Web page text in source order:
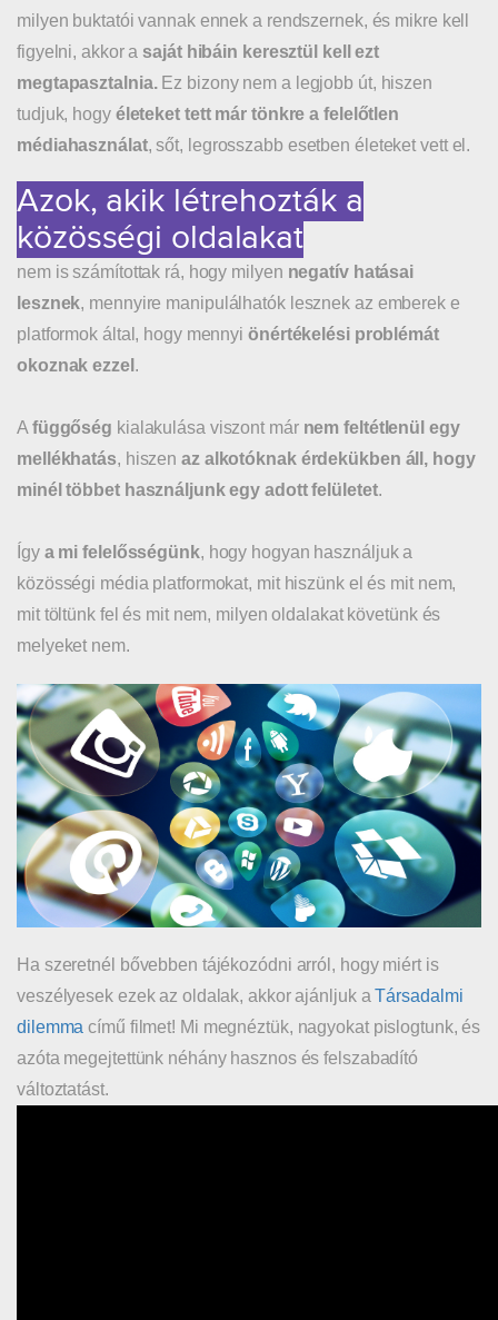
milyen buktatói vannak ennek a rendszernek, és mikre kell
figyelni, akkor a saját hibáin keresztül kell ezt
megtapasztalnia.Ez bizony nem a legjobb út, hiszen
tudjuk, hogy életeket tett már tönkre a felelőtlen
médiahasználat, sőt, legrosszabb esetben életeket vett el.
Azok, akik létrehozták a
közösségi oldalakat
nem is számítottak rá, hogy milyen negatív hatásai
lesznek, mennyire manipulálhatók lesznek az emberek e
platformok által, hogy mennyi önértékelési problémát
okoznak ezzel .
A függőség kialakulása viszont már nem feltétlenül egy
mellékhatás, hiszenaz alkotóknak érdekükben áll, hogy
minél többet használjunk egy adott felületet.
Így a mi felelősségünk, hogy hogyan használjuk a
közösségi média platformokat, mit hiszünk el és mit nem,
mit töltünk fel és mit nem, milyen oldalakat követünk és
melyeket nem.
Ha szeretnél bővebben tájékozódni arról, hogy miért is
veszélyesek ezek az oldalak, akkor ajánljuk aTársadalmi
dilemma című filmet! Mi megnéztük, nagyokat pislogtunk, és
azóta megejtettünk néhány hasznos és felszabadító
változtatást.